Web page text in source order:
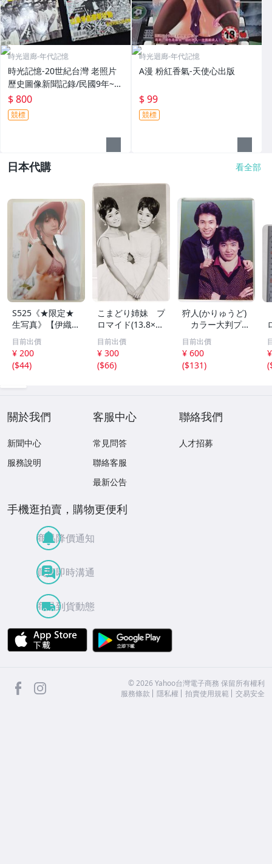
時光迴廊-年代記憶
時光記憶-20世紀台灣 老照片
歷史圖像新聞記錄/民國9年~民
國57年 14本合拍
$ 800
競標
時光迴廊-年代記憶
A漫 粉紅香氣-天使心出版
$ 99
競標
日本代購 看全部
S525《★限定★
生写真》【伊織も
え】ビッグコミッ
クスピリッツ 202
6年8月3日号 ★セ
ブンネット限定特
目前出價
¥ 200
($44)
こまどり姉妹 プ
ロマイド(13.8×8.
5cm) 1枚●bn.4
6
目前出價
¥ 300
($66)
狩人(かりゅうど)
カラー大判プロ
マイド(18×13cm)
1枚●bn.48
目前出價
¥ 600
($131)
(
關於我們
新聞中心
服務說明
客服中心
常見問答
聯絡客服
最新公告
聯絡我們
人才招募
手機逛拍賣，購物更便利
商品降價通知
買賣即時溝通
商品到貨動態
APP Store
facebook ©2026 Yahoo台灣電子商務 保留所有權利
服務條款
隱私權 拍賣使用規範 交易安全